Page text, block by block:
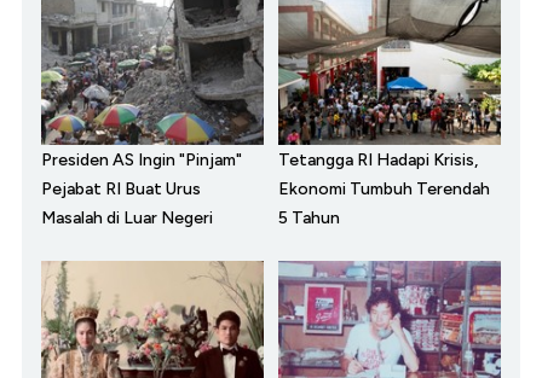
Presiden AS Ingin "Pinjam"
Pejabat RI Buat Urus
Masalah di Luar Negeri
Tetangga RI Hadapi Krisis,
Ekonomi Tumbuh Terendah
5 Tahun